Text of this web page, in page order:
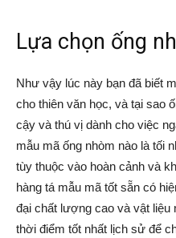
Lựa chọn ống
Như vậy lúc này bạn đã biết
cho thiên văn học, và tại sao
cậy và thú vị dành cho việc
mẫu mã ống nhòm nào là tối
tùy thuộc vào hoàn cảnh và
hàng tá mẫu mã tốt sẵn có
đại chất lượng cao và vật
thời điểm tốt nhất lịch sử để